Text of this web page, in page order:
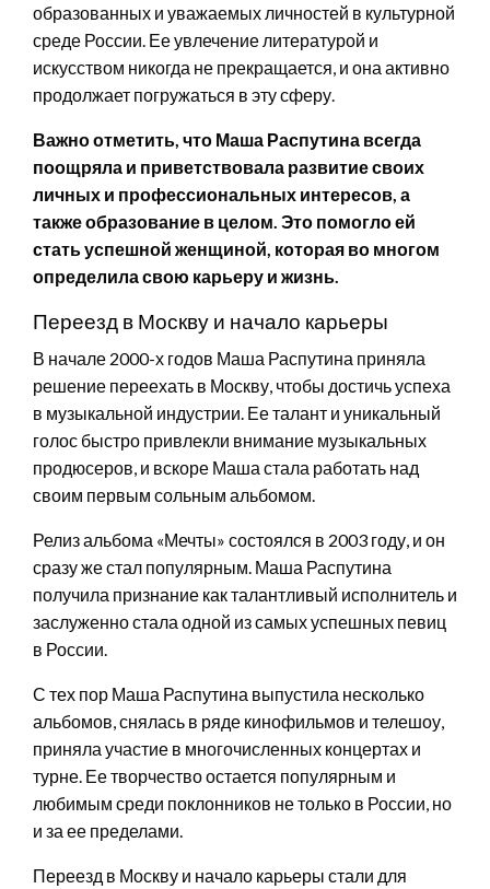
образованных и уважаемых личностей в культурной
среде России. Ее увлечение литературой и
искусством никогда не прекращается, и она активно
продолжает погружаться в эту сферу.
Важно отметить, что Маша Распутина всегда
поощряла и приветствовала развитие своих
личных и профессиональных интересов, а
также образование в целом. Это помогло ей
стать успешной женщиной, которая во многом
определила свою карьеру и жизнь.
Переезд в Москву и начало карьеры
В начале 2000-х годов Маша Распутина приняла
решение переехать в Москву, чтобы достичь успеха
в музыкальной индустрии. Ее талант и уникальный
голос быстро привлекли внимание музыкальных
продюсеров, и вскоре Маша стала работать над
своим первым сольным альбомом.
Релиз альбома «Мечты» состоялся в 2003 году, и он
сразу же стал популярным. Маша Распутина
получила признание как талантливый исполнитель и
заслуженно стала одной из самых успешных певиц
в России.
С тех пор Маша Распутина выпустила несколько
альбомов, снялась в ряде кинофильмов и телешоу,
приняла участие в многочисленных концертах и
турне. Ее творчество остается популярным и
любимым среди поклонников не только в России, но
и за ее пределами.
Переезд в Москву и начало карьеры стали для